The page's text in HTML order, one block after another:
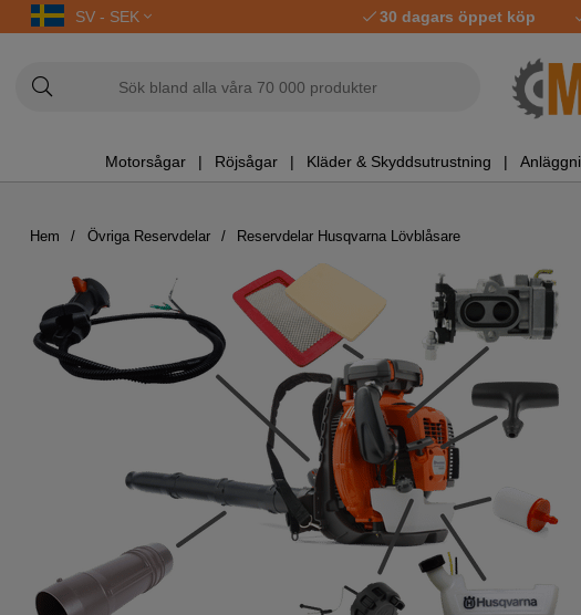
SV - SEK 30 dagars öppet köp
Motorsågar Röjsågar Kläder & Skyddsutrustning
Hem Övriga Reservdelar Reservdelar Husqvarna Lövblåsare